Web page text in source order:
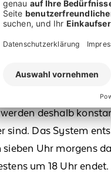
muss.In Zeiten
Wenn hingegen nur
. Was nützt
deshalb
sind. Das System
Uhr morgens
um 18 Uhr endet.